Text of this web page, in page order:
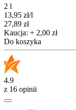
2 l
13,95 zł/l
Cena
27,89 zł
Kaucja: + 2,00 zł
Do koszyka
4.9
z 16 opinii